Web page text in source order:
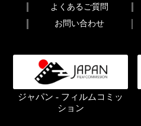
よくあるご質問
お問い合わせ
ジャパン - フィルムコミッ
ション